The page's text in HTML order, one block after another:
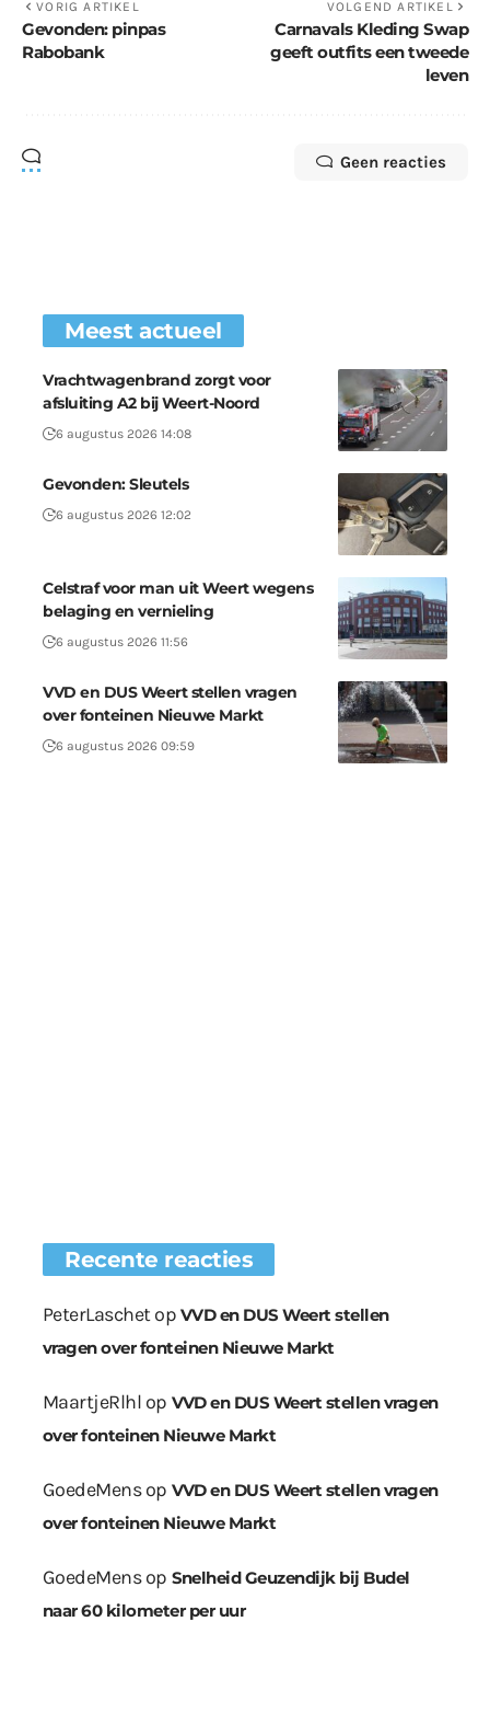
VORIG ARTIKEL
Gevonden: pinpas
Rabobank
VOLGEND ARTIKEL
Carnavals Kleding Swap
geeft outfits een tweede
leven
Geen reacties
Meest actueel
Vrachtwagenbrand zorgt voor
afsluiting A2 bij Weert-Noord
6 augustus 2026 14:08
Gevonden: Sleutels
6 augustus 2026 12:02
Celstraf voor man uit Weert wegens
belaging en vernieling
6 augustus 2026 11:56
VVD en DUS Weert stellen vragen
over fonteinen Nieuwe Markt
6 augustus 2026 09:59
Recente reacties
PeterLaschetop VVD en DUS Weert stellen
vragen over fonteinen Nieuwe Markt
MaartjeRlhl op VVD en DUS Weert stellen vragen
over fonteinen Nieuwe Markt
GoedeMensop VVD en DUS Weert stellen vragen
over fonteinen Nieuwe Markt
GoedeMensop Snelheid Geuzendijk bij Budel
naar 60 kilometer per uur